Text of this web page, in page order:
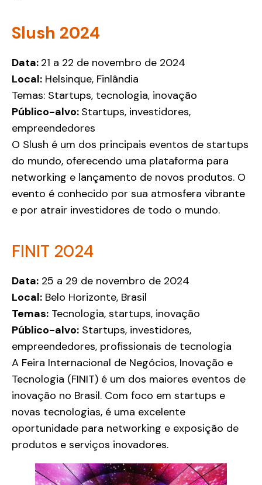
Slush 2024
Data: 21 a 22 de novembro de 2024
Local: Helsinque, Finlândia
Temas: Startups, tecnologia, inovação
Público-alvo: Startups, investidores,
empreendedores
O Slush é um dos principais eventos de startups
do mundo, oferecendo uma plataforma para
networking e lançamento de novos produtos. O
evento é conhecido por sua atmosfera vibrante
e por atrair investidores de todo o mundo.
FINIT 2024
Data: 25 a 29 de novembro de 2024
Local: Belo Horizonte, Brasil
Temas: Tecnologia, startups, inovação
Público-alvo: Startups, investidores,
empreendedores, profissionais de tecnologia
A Feira Internacional de Negócios, Inovação e
Tecnologia (FINIT) é um dos maiores eventos de
inovação no Brasil. Com foco em startups e
novas tecnologias, é uma excelente
oportunidade para networking e exposição de
produtos e serviços inovadores.